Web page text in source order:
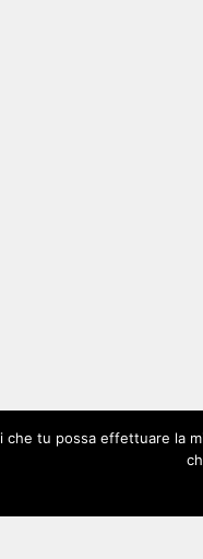
che tu possa effettuare la